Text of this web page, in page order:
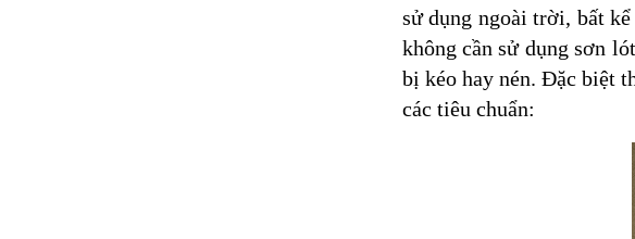
sử dụng ngoài trời, bất
không cần sử dụng sơn
bị kéo hay nén. Đặc biệt
các tiêu chuẩn: